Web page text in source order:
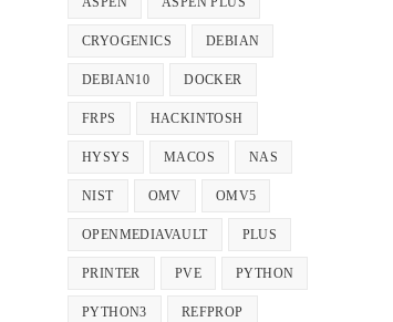
CRYOGENICS DEBIAN
DEBIAN10 DOCKER
FRPS HACKINTOSH
HYSYS MACOS NAS
NIST OMV OMV5
OPENMEDIAVAULT PLUS
PRINTER PVE PYTHON
PYTHON3 REFPROP